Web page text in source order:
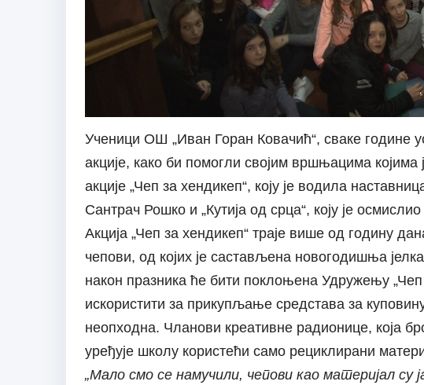
Ученици ОШ „Иван Горан Ковачић“, сваке године
акције, како би помогли својим вршњацима
акције „Чеп за хендикеп“, коју је водила
Сантрач Рошко и „Кутија од срца“, коју је
Акција „Чеп за хендикеп“ траје више од годину
чепови, од којих је састављена новогодишња
након празника ће бити поклоњена Удружењу „Чеп
искористити за прикупљање средстава за
неопходна. Чланови креативне радионице, која
уређује школу користећи само рециклирани
„Мало смо се намучили, чепови као материјал су